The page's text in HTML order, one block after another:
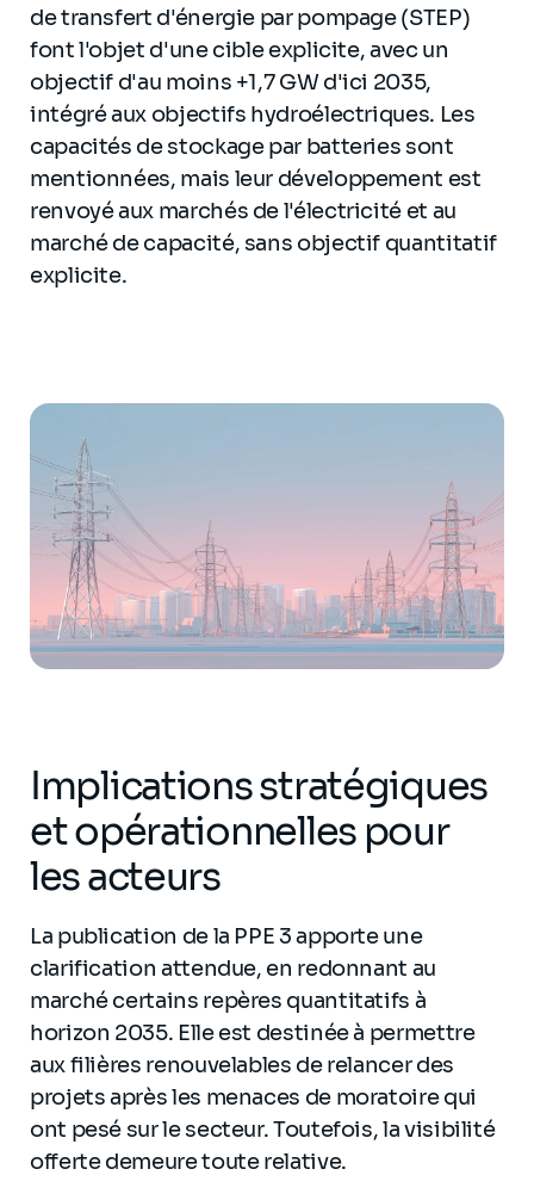
de transfert d'énergie par pompage (STEP)
font l'objet d'une cible explicite, avec un
objectif d'au moins +1,7 GW d'ici 2035,
intégré aux objectifs hydroélectriques. Les
capacités de stockage par batteries sont
mentionnées, mais leur développement est
renvoyé aux marchés de l'électricité et au
marché de capacité, sans objectif quantitatif
explicite.
Implications stratégiques
et opérationnelles pour
les acteurs
La publication de la PPE 3 apporte une
clarification attendue, en redonnant au
marché certains repères quantitatifs à
horizon 2035. Elle est destinée à permettre
aux filières renouvelables de relancer des
projets après les menaces de moratoire qui
ont pesé sur le secteur. Toutefois, la visibilité
offerte demeure toute relative.